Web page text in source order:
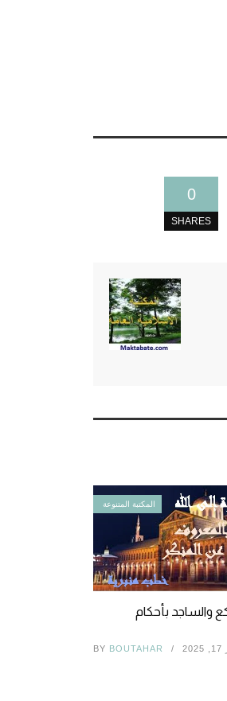
0
SHARES
المكتبة المتنوعة
والساجد بأحكام
BY BOUTAHAR